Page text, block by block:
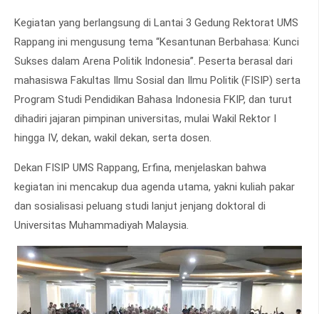
Kegiatan yang berlangsung di Lantai 3 Gedung Rektorat UMS
Rappang ini mengusung tema “Kesantunan Berbahasa: Kunci
Sukses dalam Arena Politik Indonesia”. Peserta berasal dari
mahasiswa Fakultas Ilmu Sosial dan Ilmu Politik (FISIP) serta
Program Studi Pendidikan Bahasa Indonesia FKIP, dan turut
dihadiri jajaran pimpinan universitas, mulai Wakil Rektor I
hingga IV, dekan, wakil dekan, serta dosen.
Dekan FISIP UMS Rappang, Erfina, menjelaskan bahwa
kegiatan ini mencakup dua agenda utama, yakni kuliah pakar
dan sosialisasi peluang studi lanjut jenjang doktoral di
Universitas Muhammadiyah Malaysia.